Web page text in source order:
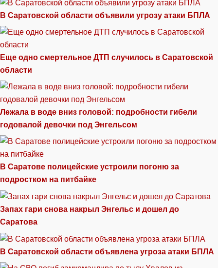
В Саратовской области объявили угрозу атаки БПЛА
Еще одно смертельное ДТП случилось в Саратовской
области
Лежала в воде вниз головой: подробности гибели
годовалой девочки под Энгельсом
В Саратове полицейские устроили погоню за
подростком на питбайке
Запах гари снова накрыл Энгельс и дошел до
Саратова
В Саратовской области объявлена угроза атаки БПЛА